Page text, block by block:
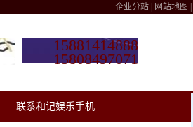
企业分站 网站地图
15881414888
15808497071
联系和记娱乐手机